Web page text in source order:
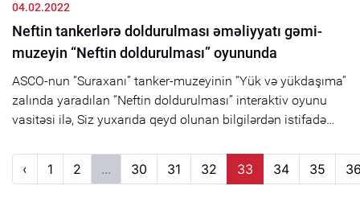
04.02.2022
Neftin tankerlərə doldurulması əməliyyatı gəmi-
muzeyin “Neftin doldurulması” oyununda
ASCO-nun “Suraxanı” tanker-muzeyinin “Yük və yükdaşıma”
zalında yaradılan “Neftin doldurulması” interaktiv oyunu
vasitəsi ilə, Siz yuxarıda qeyd olunan bilgilərdən istifadə
biləcəksiniz....
‹ 1 2 ... 30 31 32 33 34 35